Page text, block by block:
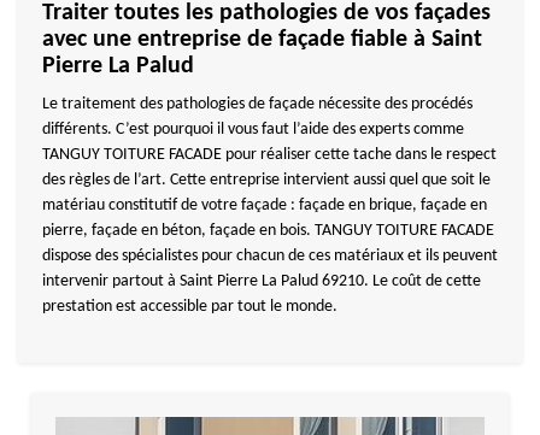
Traiter toutes les pathologies de vos façades
avec une entreprise de façade fiable à Saint
Pierre La Palud
Le traitement des pathologies de façade nécessite des procédés
différents. C’est pourquoi il vous faut l’aide des experts comme
TANGUY TOITURE FACADE pour réaliser cette tache dans le respect
des règles de l’art. Cette entreprise intervient aussi quel que soit le
matériau constitutif de votre façade : façade en brique, façade en
pierre, façade en béton, façade en bois. TANGUY TOITURE FACADE
dispose des spécialistes pour chacun de ces matériaux et ils peuvent
intervenir partout à Saint Pierre La Palud 69210. Le coût de cette
prestation est accessible par tout le monde.